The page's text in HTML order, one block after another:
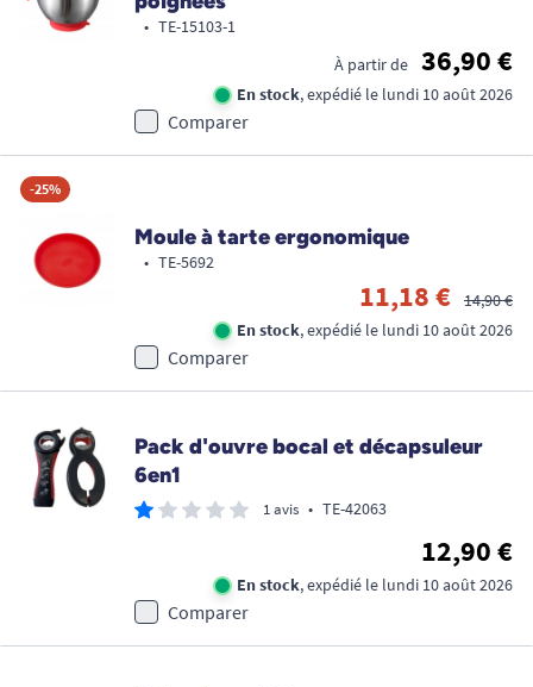
• TE-15103-1
À partir de
36,90 €
En stock, expédié le lundi 10 août 2026
Comparer
-25%
Moule à tarte ergonomique
• TE-5692
11,18 €
14,90 €
En stock, expédié le lundi 10 août 2026
Comparer
Pack d'ouvre bocal et décapsuleur
6en1
1 avis • TE-42063
12,90 €
En stock, expédié le lundi 10 août 2026
Comparer